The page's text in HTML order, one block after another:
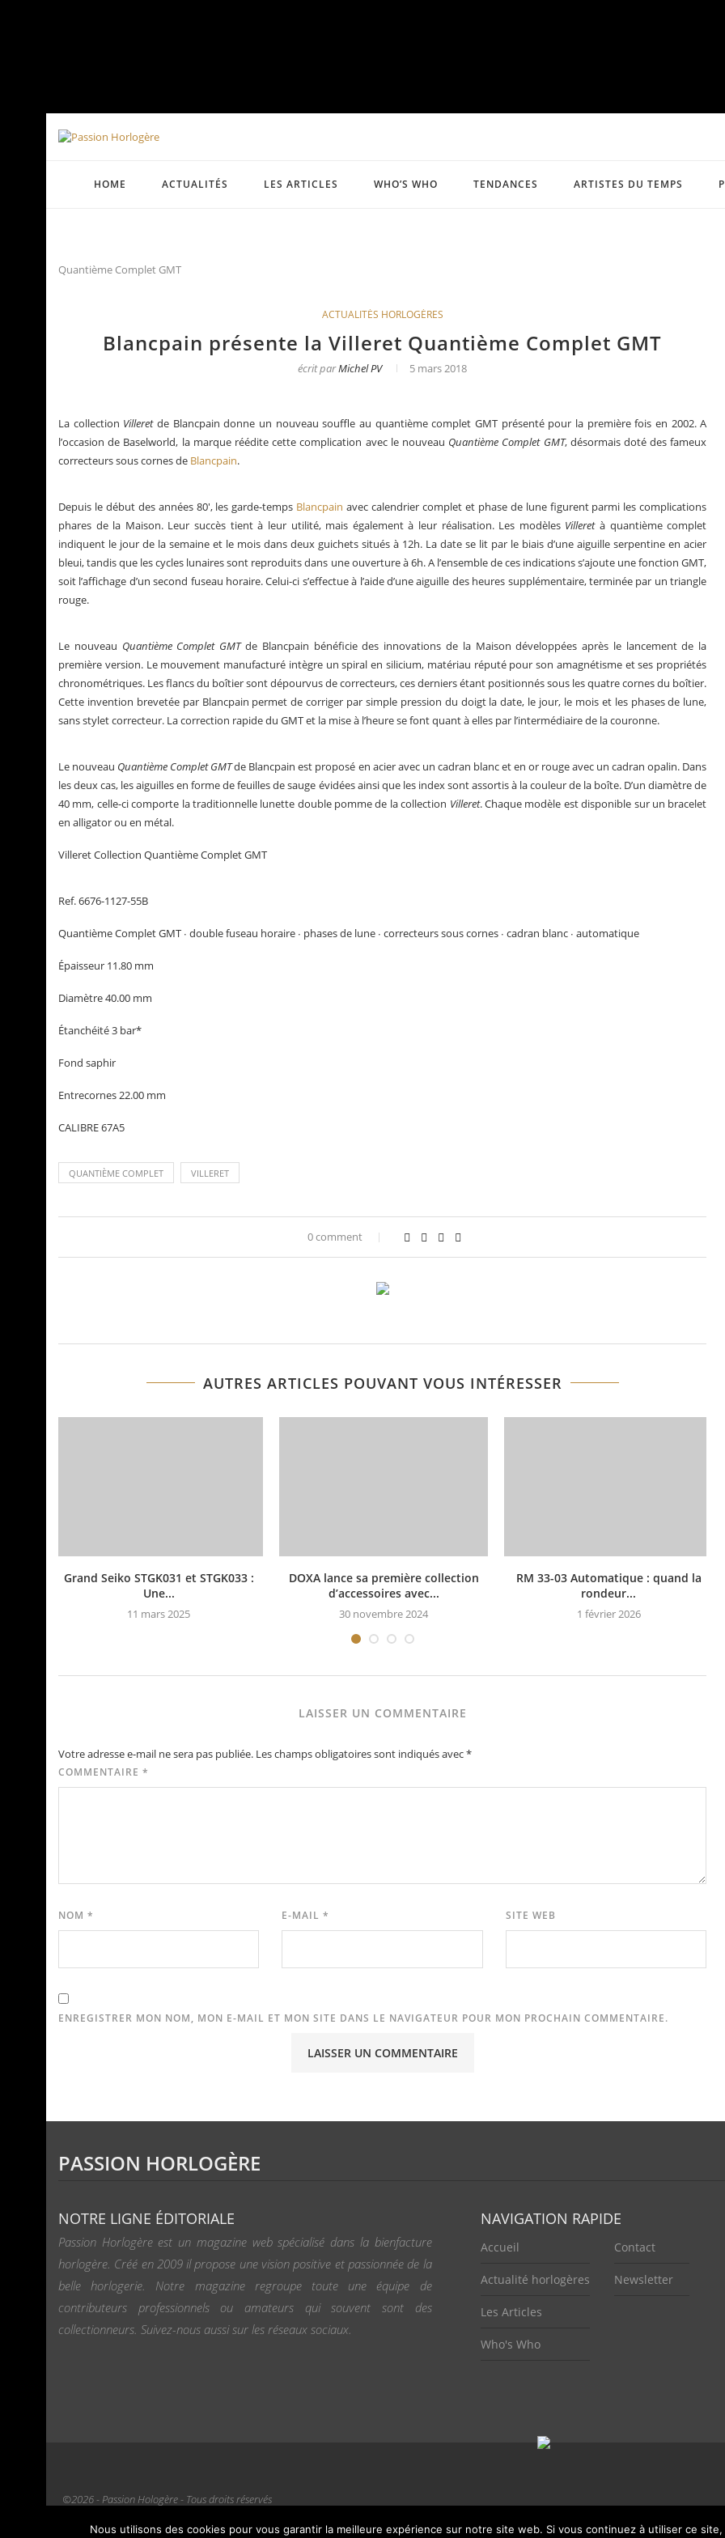
HOME ACTUALITÉS LES ARTICLES WHO’S WHO TENDANCES ARTISTES DU TEMPS
Quantième Complet GMT
ACTUALITÉS HORLOGÈRES
Blancpain présente la Villeret Quantième Complet GMT
écrit parMichel PV 5 mars 2018
La collection Villeret de Blancpain donne un nouveau souffle au quantième complet GMT présenté pour la première fois en 2002. A
l’occasion de Baselworld, la marque réédite cette complication avec le nouveau Quantième Complet GMT, désormais doté des fameux
correcteurs sous cornes de Blancpain.
Depuis le début des années 80′, les garde-temps Blancpain avec calendrier complet et phase de lune figurent parmi les complications
phares de la Maison. Leur succès tient à leur utilité, mais également à leur réalisation. Les modèles Villeretà quantième complet
indiquent le jour de la semaine et le mois dans deux guichets situés à 12h. La date se lit par le biais d’une aiguille serpentine en acier
bleui, tandis que les cycles lunaires sont reproduits dans une ouverture à 6h. A l’ensemble de ces indications s’ajoute une fonction GMT,
soit l’affichage d’un second fuseau horaire. Celui-ci s’effectue à l’aide d’une aiguille des heures supplémentaire, terminée par un triangle
rouge.
Le nouveau Quantième Complet GMT de Blancpain bénéficie des innovations de la Maison développées après le lancement de la
première version. Le mouvement manufacturé intègre un spiral en silicium, matériau réputé pour son amagnétisme et ses propriétés
chronométriques. Les flancs du boîtier sont dépourvus de correcteurs, ces derniers étant positionnés sous les quatre cornes du boîtier.
Cette invention brevetée par Blancpain permet de corriger par simple pression du doigt la date, le jour, le mois et les phases de lune,
sans stylet correcteur. La correction rapide du GMT et la mise à l’heure se font quant à elles par l’intermédiaire de la couronne.
Le nouveau Quantième Complet GMTde Blancpain est proposé en acier avec un cadran blanc et en or rouge avec un cadran opalin. Dans
les deux cas, les aiguilles en forme de feuilles de sauge évidées ainsi que les index sont assortis à la couleur de la boîte. D’un diamètre de
40 mm, celle-ci comporte la traditionnelle lunette double pomme de la collection Villeret. Chaque modèle est disponible sur un bracelet
en alligator ou en métal.
Villeret Collection Quantième Complet GMT
Ref. 6676-1127-55B
Quantième Complet GMT ∙ double fuseau horaire ∙ phases de lune ∙ correcteurs sous cornes ∙ cadran blanc ∙ automatique
Épaisseur 11.80 mm
Diamètre 40.00 mm
Étanchéité 3 bar*
Fond saphir
Entrecornes 22.00 mm
CALIBRE 67A5
QUANTIÈME COMPLET VILLERET
0 comment
AUTRES ARTICLES POUVANT VOUS INTÉRESSER
Grand Seiko STGK031 et STGK033 :
Une...
11 mars 2025
DOXA lance sa première collection
d’accessoires avec...
30 novembre 2024
RM 33-03 Automatique : quand la
rondeur...
1 février 2026
LAISSER UN COMMENTAIRE
Votre adresse e-mail ne sera pas publiée. Les champs obligatoires sont indiqués avec*
COMMENTAIRE *
NOM * E-MAIL* SITE WEB
ENREGISTRER MON NOM, MON E-MAIL ET MON SITE DANS LE NAVIGATEUR POUR MON PROCHAIN COMMENTAIRE.
PASSION HORLOGÈRE
NOTRE LIGNE ÉDITORIALE
Passion Horlogère est un magazine web spécialisé dans la bienfacture
horlogère. Créé en 2009 il propose une vision positive et passionnée de la
belle horlogerie. Notre magazine regroupe toute une équipe de
contributeurs professionnels ou amateurs qui souvent sont des
collectionneurs. Suivez-nous aussi sur les réseaux sociaux.
NAVIGATION RAPIDE
Accueil
Actualité horlogères
Les Articles
Who's Who
Contact
Newsletter
©2026 - Passion Hologère - Tous droits réservés
Nous utilisons des cookies pour vous garantir la meilleure expérience sur notre site web. Si vous continuez à utiliser ce